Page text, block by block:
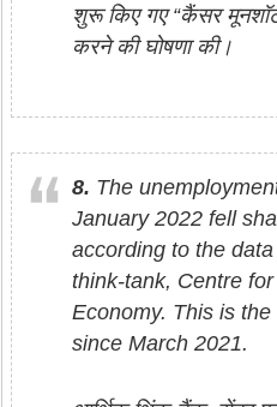
शुरू किए गए “कैंसर
करने की घोषणा की।
8. The
January 2022 fell
according to the
think-tank, Centre
Economy. This is
since March 2021.